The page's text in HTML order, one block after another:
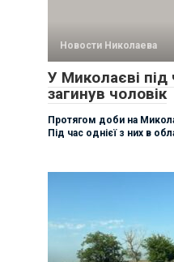
Новости Николаева
У Миколаєві
загинув чоловік
Протягом доби на
Під час однієї з них в